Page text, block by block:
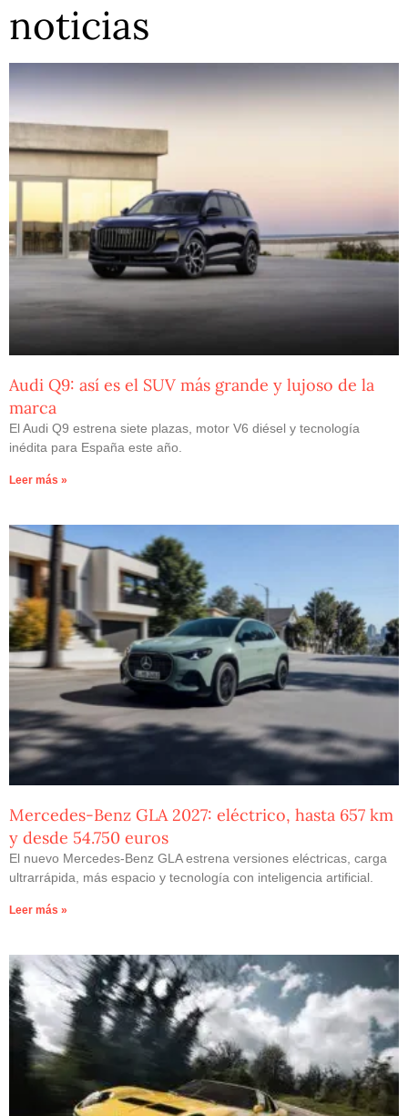
noticias
Audi Q9: así es el SUV más grande y lujoso de la
marca
El Audi Q9 estrena siete plazas, motor V6 diésel y tecnología
inédita para España este año.
Leer más »
Mercedes-Benz GLA 2027: eléctrico, hasta 657 km
y desde 54.750 euros
El nuevo Mercedes-Benz GLA estrena versiones eléctricas, carga
ultrarrápida, más espacio y tecnología con inteligencia artificial.
Leer más »